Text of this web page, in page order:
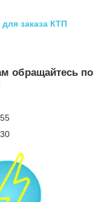
заказа КТП
обращайтесь по